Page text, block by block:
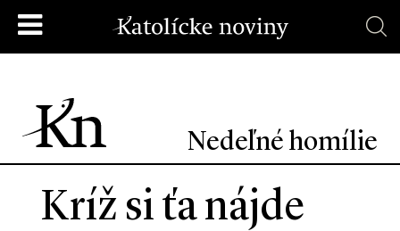
Nedeľné homílie
Kríž si ťa nájde